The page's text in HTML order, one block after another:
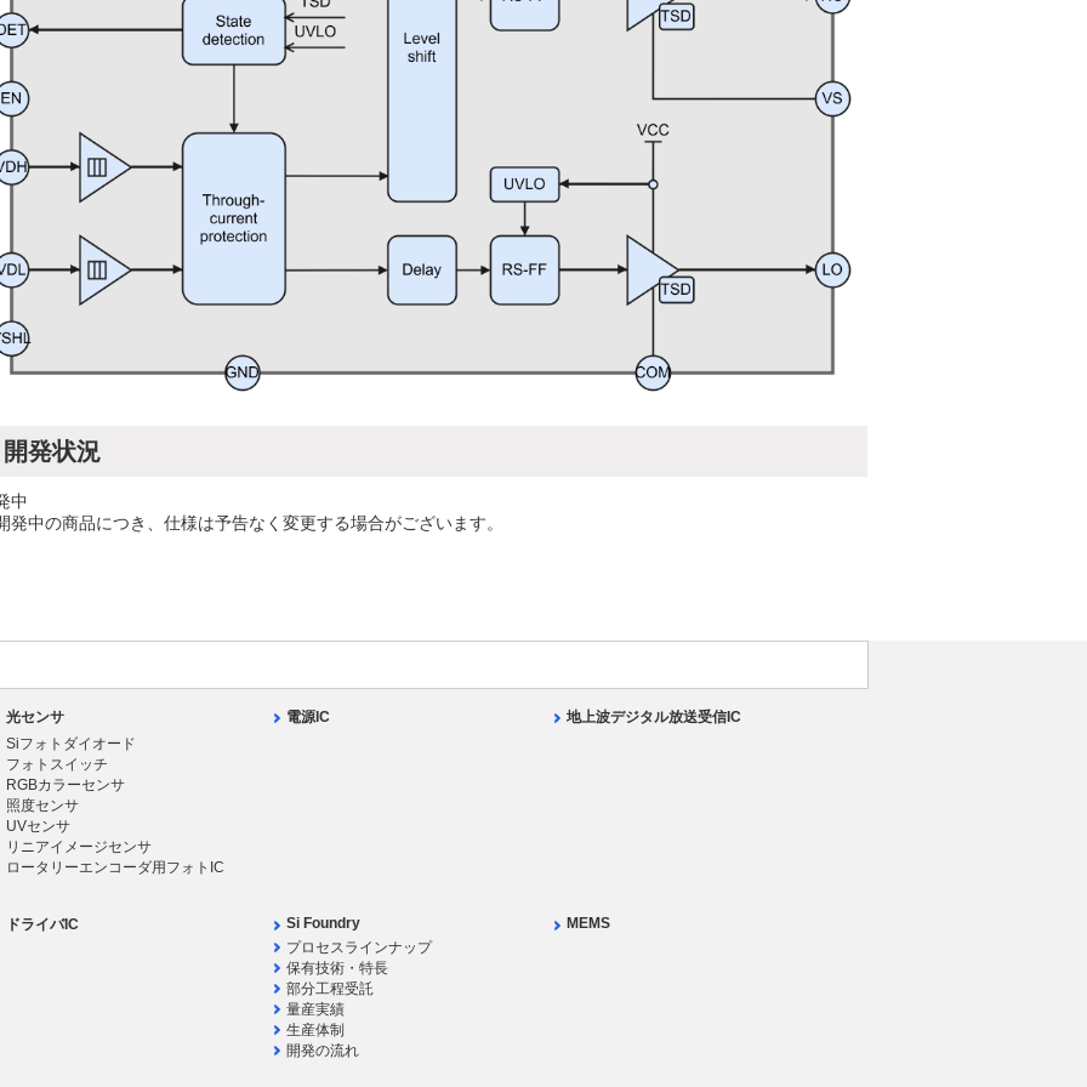
開発状況
中
中の商品につき、仕様は予告なく変更する場合がございます。
光センサ
Siフォトダイオード
フォトスイッチ
RGBカラーセンサ
照度センサ
UVセンサ
リニアイメージセンサ
ロータリーエンコーダ用フォトIC
電源IC 地上波デジタル放送受信IC
ドライバIC
Si Foundry
プロセスラインナップ
保有技術・特長
部分工程受託
量産実績
生産体制
開発の流れ
MEMS